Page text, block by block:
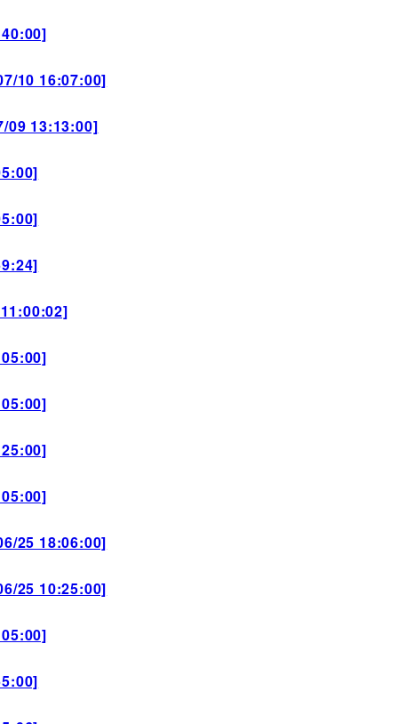
10 16:07:00]
09 13:13:00]
25 18:06:00]
25 10:25:00]